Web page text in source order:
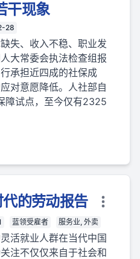
干现象
28
失、收入不稳、职业发
大常委会执法检查组报
承担近四成的社保成
对意愿降低。人社部自
障试点，至今仅有2325
的劳动报告
蓝领受雇者 服务业, 外卖
活就业人群在当代中国
注不仅仅来自于社会和